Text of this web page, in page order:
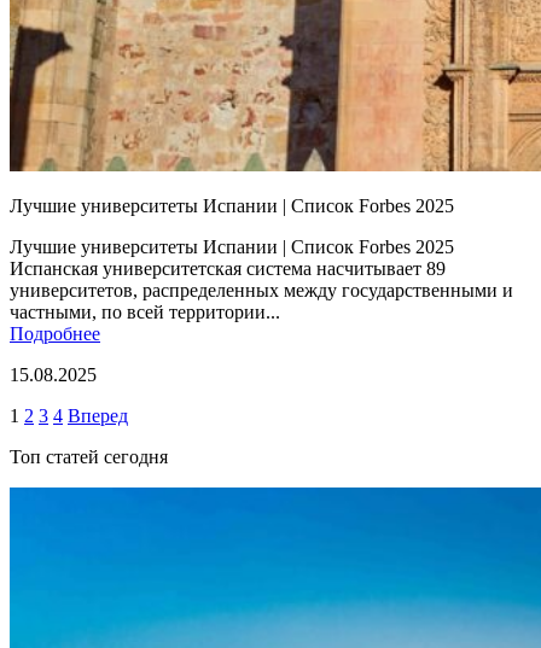
Лучшие университеты Испании | Список Forbes 2025
Лучшие университеты Испании | Список Forbes 2025
Испанская университетская система насчитывает 89
университетов, распределенных между государственными и
частными, по всей территории...
Подробнее
15.08.2025
Навигация
по
записям
1 2 3 4 Вперед
Топ статей сегодня